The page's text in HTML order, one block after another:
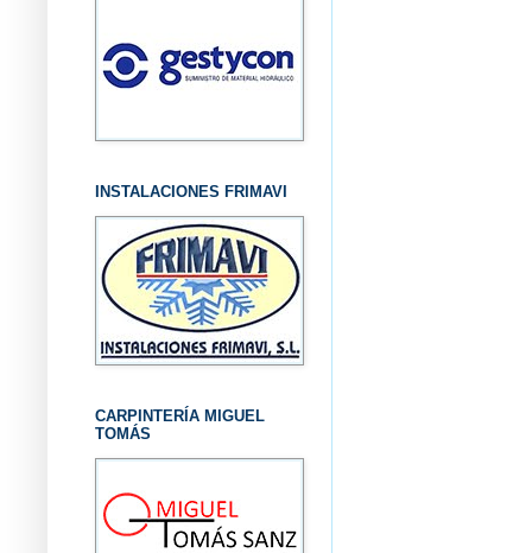
INSTALACIONES FRIMAVI
CARPINTERÍA MIGUEL
TOMÁS